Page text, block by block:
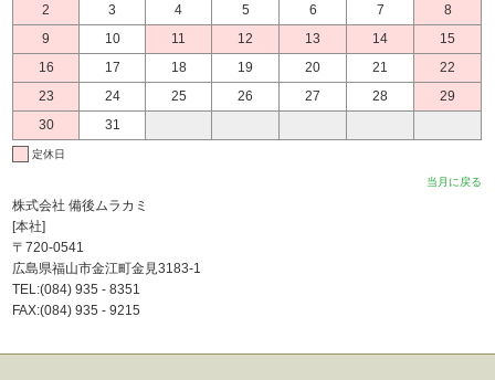
2
3 4 5 6 7
8
9
10 11 12 13 14
15
16
17 18 19 20 21
22
23
24 25 26 27 28
29
30
31
定休日
当月に戻る
株式会社 備後ムラカミ
[本社]
〒720-0541
広島県福山市金江町金見3183-1
TEL:(084) 935 - 8351
FAX:(084) 935 - 9215